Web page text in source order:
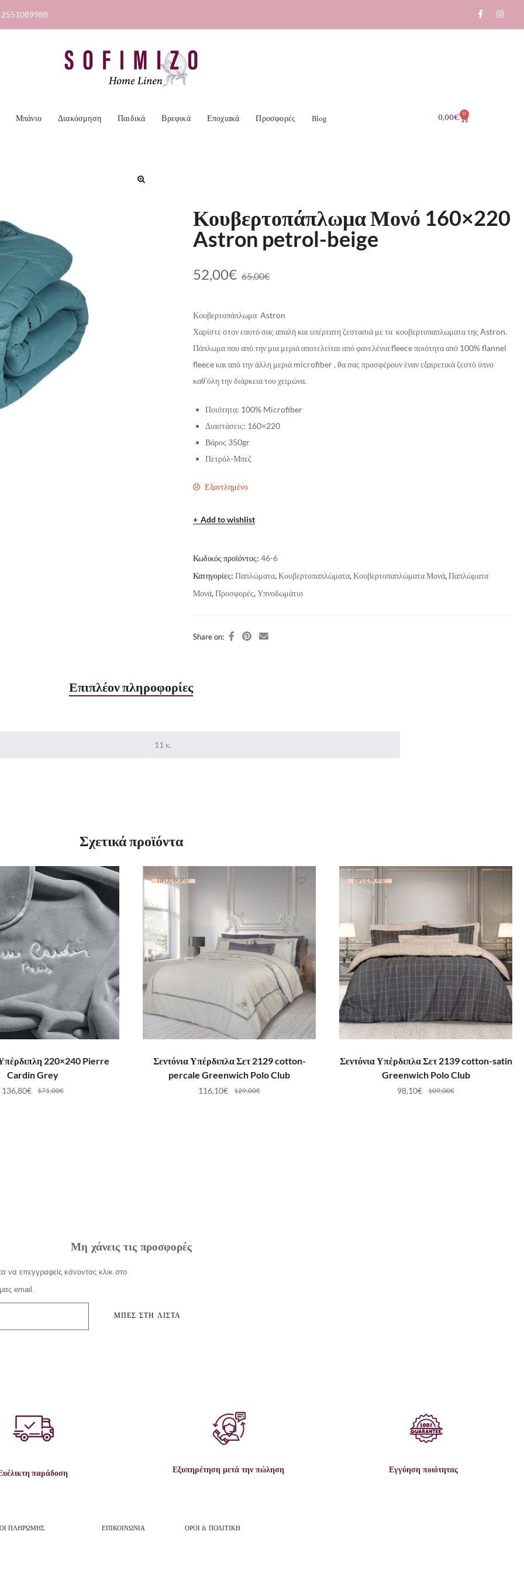
2551089988
Μπάνιο Διακόσμηση Παιδικά Βρεφικά Εποχιακά Προσφορές Blog 0,00€ 0
Κουβερτοπάπλωμα Μονό 160×220
Astron petrol-beige
65,00€
52,00€
Κουβερτοπάπλωμα Astron
Χαρίστε στον εαυτό σας απαλή και υπέρτατη ζεστασιά με τα κουβερτοπαπλωματα της Astron.
Πάπλωμα που από την μια μεριά αποτελείται από φανελένια fleece ποιότητα από 100% flannel
fleece και από την άλλη μεριά microfiber , θα σας προσφέρουν έναν εξαιρετικά ζεστό ύπνο
καθ’όλη την διάρκεια του χειμώνα.
Ποιότητα: 100% Microfiber
Διαστάσεις: 160×220
Βάρος 350gr
Πετρόλ-Μπεζ
Εξαντλημένο
Add to wishlist
Κωδικός προϊόντος: 46-6
Κατηγορίες: Παπλώματα,Κουβερτοπαπλώματα,Κουβερτοπαπλώματα Μονά,Παπλώματα
Μονά,Προσφορές,Υπνοδωμάτιο
Share on:
Επιπλέον πληροφορίες
11 κ.
Σχετικά προϊόντα
ΣΤΟ ΚΑΛΆΘΙ
220×240 Pierre
Cardin Grey
171,00€
136,80€
ΠΡΟΣΦΟΡΆ!
ΠΡΟΣΘΉΚΗ ΣΤΟ ΚΑΛΆΘΙ
Σεντόνια Υπέρδιπλα Σετ 2129 cotton-
percale Greenwich Polo Club
129,00€
116,10€
ΠΡΟΣΦΟΡΆ!
ΠΡΟΣΘΉΚΗ ΣΤΟ ΚΑΛΆΘΙ
Σεντόνια Υπέρδιπλα Σετ 2139 cotton-satin
Greenwich Polo Club
109,00€
98,10€
Μη χάνεις τις προσφορές
να επεγγραφείς κάνοντας κλικ στο
email.
ΜΠΕΣ ΣΤΗ ΛΙΣΤΑ
παράδοση Εξυπηρέτηση μετά την πώληση Εγγύηση ποιότητας
ΠΛΗΡΩΜΗΣ ΕΠΙΚΟΙΝΩΝΙΑ ΟΡΟΙ & ΠΟΛΙΤΙΚΗ